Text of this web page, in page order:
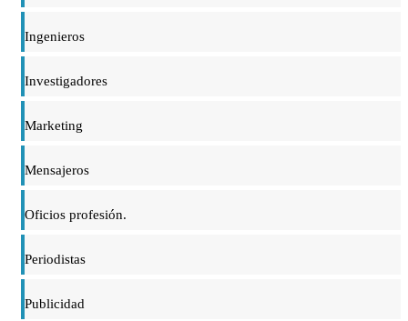
Ingenieros
Investigadores
Marketing
Mensajeros
Oficios profesión.
Periodistas
Publicidad